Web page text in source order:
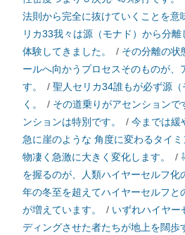
法則から完全に抜けていくことを意
リカ33我々は源（モナド）から分
体験してきました。
/ その分離の状
ールへ向かうプロセスそのものが、
す。
/ 聖人セリカ34誰もが必ず源
く。
/ その道乗りがアセンションで
ンションは特別です。
/ 今までは緩
急に崖のような 角度に変わるタイミ
物凄く急激に大きく変化します。
/ ⇩
を握るのが、人類ハイヤーセルフ化
年の冬至を超えてハイヤーセルフと
が増えています。
/ いずれハイヤー
ディングさせた者たちが地上を闊歩